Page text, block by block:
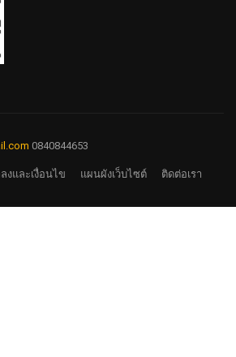
0840844653
งและเงื่อนไข แผนผังเว็บไซต์ ติดต่อเรา